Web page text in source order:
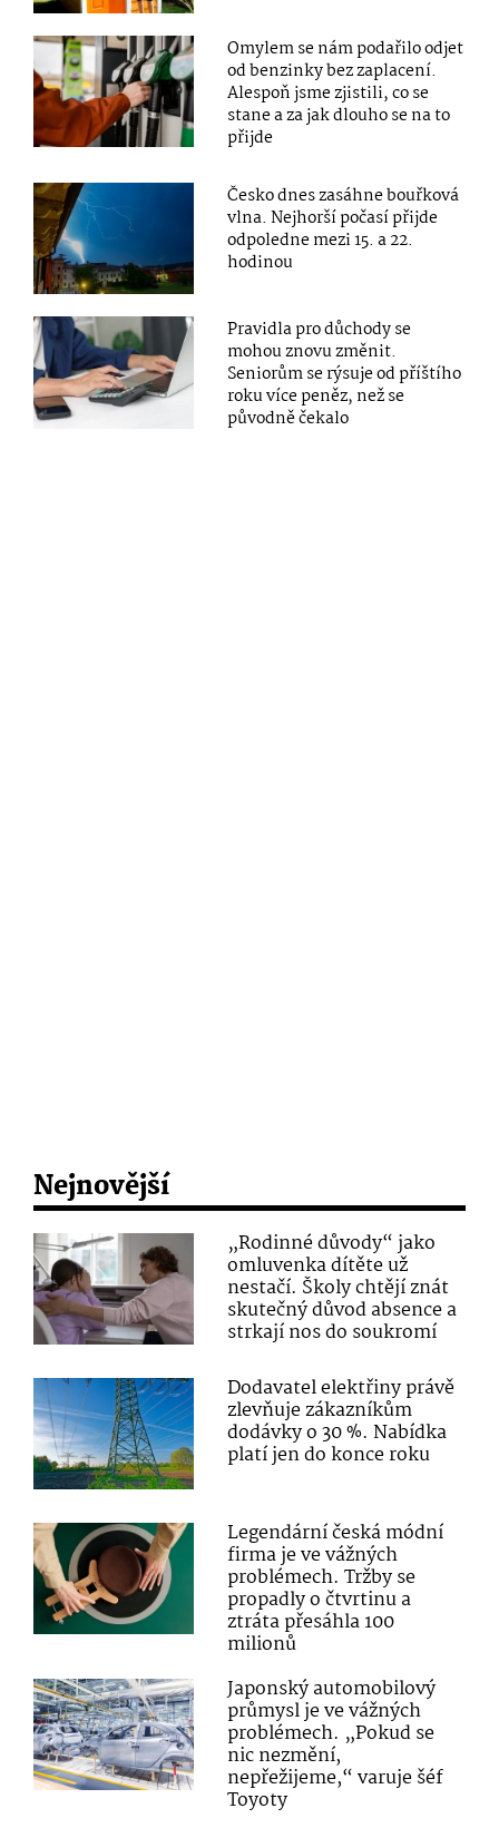
Omylem se nám podařilo odjet
od benzinky bez zaplacení.
Alespoň jsme zjistili, co se
stane a za jak dlouho se na to
přijde
Česko dnes zasáhne bouřková
vlna. Nejhorší počasí přijde
odpoledne mezi 15. a 22.
hodinou
Pravidla pro důchody se
mohou znovu změnit.
Seniorům se rýsuje od příštího
roku více peněz, než se
původně čekalo
Nejnovější
„Rodinné důvody“ jako
omluvenka dítěte už
nestačí. Školy chtějí znát
skutečný důvod absence a
strkají nos do soukromí
Dodavatel elektřiny právě
zlevňuje zákazníkům
dodávky o 30 %. Nabídka
platí jen do konce roku
Legendární česká módní
firma je ve vážných
problémech. Tržby se
propadly o čtvrtinu a
ztráta přesáhla 100
milionů
Japonský automobilový
průmysl je ve vážných
problémech. „Pokud se
nic nezmění,
nepřežijeme,“ varuje šéf
Toyoty